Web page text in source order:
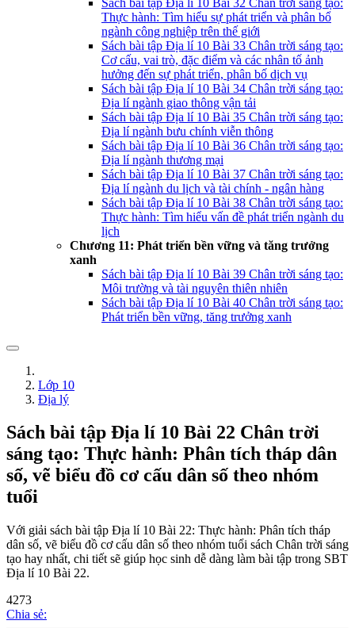
Thực hành: Tìm hiểu sự phát triển và phân bổ
ngành công nghiệp trên thế giới
Sách bài tập Địa lí 10 Bài 33 Chân trời sáng tạo:
Cơ cấu, vai trò, đặc điểm và các nhân tố ảnh
hưởng đến sự phát triển, phân bố dịch vụ
Sách bài tập Địa lí 10 Bài 34 Chân trời sáng tạo:
Địa lí ngành giao thông vận tải
Sách bài tập Địa lí 10 Bài 35 Chân trời sáng tạo:
Địa lí ngành bưu chính viễn thông
Sách bài tập Địa lí 10 Bài 36 Chân trời sáng tạo:
Địa lí ngành thương mại
Sách bài tập Địa lí 10 Bài 37 Chân trời sáng tạo:
Địa lí ngành du lịch và tài chính - ngân hàng
Sách bài tập Địa lí 10 Bài 38 Chân trời sáng tạo:
Thực hành: Tìm hiểu vấn đề phát triển ngành du
lịch
Chương 11: Phát triển bền vững và tăng trưởng
xanh
Sách bài tập Địa lí 10 Bài 39 Chân trời sáng tạo:
Môi trường và tài nguyên thiên nhiên
Sách bài tập Địa lí 10 Bài 40 Chân trời sáng tạo:
Phát triển bền vững, tăng trưởng xanh
Lớp 10
Địa lý
Sách bài tập Địa lí 10 Bài 22 Chân trời
sáng tạo: Thực hành: Phân tích tháp dân
số, vẽ biểu đồ cơ cấu dân số theo nhóm
tuổi
Với giải sách bài tập Địa lí 10 Bài 22: Thực hành: Phân tích tháp
dân số, vẽ biểu đồ cơ cấu dân số theo nhóm tuổi sách Chân trời sáng
tạo hay nhất, chi tiết sẽ giúp học sinh dễ dàng làm bài tập trong SBT
Địa lí 10 Bài 22.
4273
Chia sẻ: